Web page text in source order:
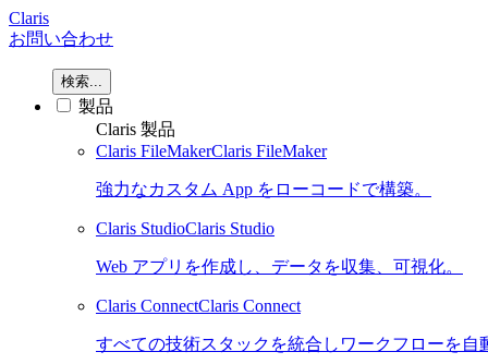
Claris
お問い合わせ
検索...
製品
Claris 製品
Claris FileMakerClaris FileMaker
強力なカスタム App をローコードで構築。
Claris StudioClaris Studio
Web アプリを作成し、データを収集、可視化。
Claris ConnectClaris Connect
すべての技術スタックを統合しワークフローを自